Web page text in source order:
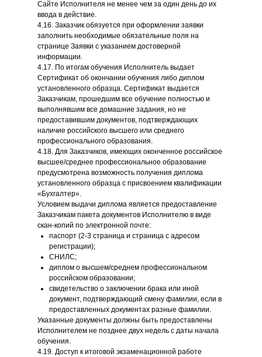
Сайте Исполнителя не менее чем за один день до их
ввода в действие.
4.16. Заказчик обязуется при оформлении заявки
заполнить необходимые обязательные поля на
странице Заявки с указанием достоверной
информации.
4.17. По итогам обучения Исполнитель выдает
Сертификат об окончании обучения либо диплом
установленного образца. Сертификат выдается
Заказчикам, прошедшим все обучение полностью и
выполнявшим все домашние задания, но не
предоставившим документов, подтверждающих
наличие российского высшего или среднего
профессионального образования.
4.18. Для Заказчиков, имеющих оконченное российское
высшее/среднее профессиональное образование
предусмотрена возможность получения диплома
установленного образца с присвоением квалификации
«Бухгалтер».
Условием выдачи диплома является предоставление
Заказчикам пакета документов Исполнителю в виде
скан-копий по электронной почте:
паспорт (2-3 страница и страница с адресом
регистрации);
СНИЛС;
диплом о высшем/среднем профессиональном
российском образовании;
свидетельство о заключении брака или иной
документ, подтверждающий смену фамилии, если в
предоставленных документах разные фамилии.
Указанные документы должны быть предоставлены
Исполнителем не позднее двух недель с даты начала
обучения.
4.19. Доступ к итоговой экзаменационной работе